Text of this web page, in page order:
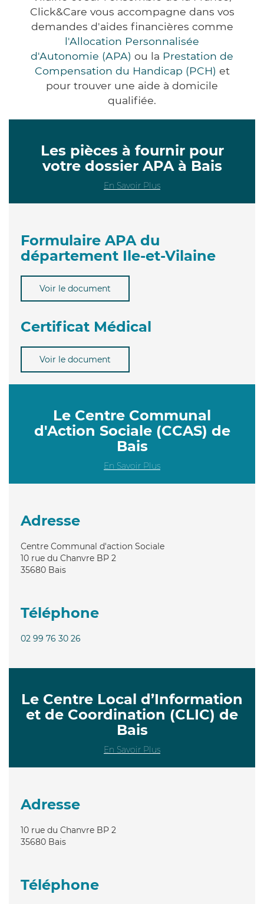
Click&Care vous accompagne dans vos
demandes d'aides financières comme
l'Allocation Personnalisée
d'Autonomie (APA) ou la Prestation de
Compensation du Handicap (PCH) et
pour trouver une aide à domicile
qualifiée.
Les pièces à fournir pour
votre dossier APA à Bais
En Savoir Plus
Formulaire APA du
département Ile-et-Vilaine
Voir le document
Certificat Médical
Voir le document
Le Centre Communal
d'Action Sociale (CCAS) de
Bais
En Savoir Plus
Adresse
Centre Communal d'action Sociale
10 rue du Chanvre BP 2
35680 Bais
Téléphone
02 99 76 30 26
Le Centre Local d’Information
et de Coordination (CLIC) de
Bais
En Savoir Plus
Adresse
10 rue du Chanvre BP 2
35680 Bais
Téléphone